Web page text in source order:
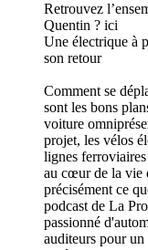
Retrouvez
Quentin ? ici
Une électrique à
son retour
Comment se
sont les bons
voiture
projet, les vélos
lignes
au cœur de la vie
précisément ce
podcast de La
passionné
auditeurs pour